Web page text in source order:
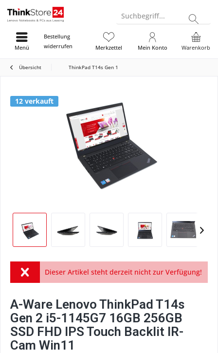
Suchbegriff...
Bestellung
widerrufen
Warenkorb
Merkzettel Mein Konto
Menü
Übersicht ThinkPad T14s Gen 1
12 verkauft
Dieser Artikel steht derzeit nicht zur Verfügung!
A-Ware Lenovo ThinkPad T14s
Gen 2 i5-1145G7 16GB 256GB
SSD FHD IPS Touch Backlit IR-
Cam Win11